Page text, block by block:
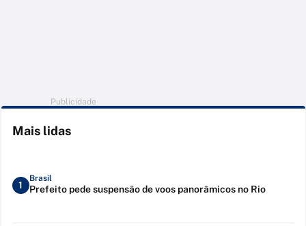
Publicidade
Mais lidas
1
Brasil
Prefeito pede suspensão de voos panorâmicos no Rio